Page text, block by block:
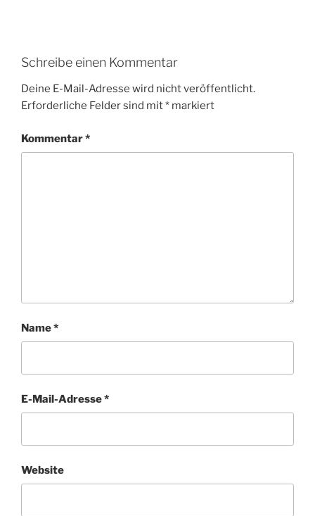
Schreibe einen Kommentar
Deine E-Mail-Adresse wird nicht veröffentlicht.
Erforderliche Felder sind mit* markiert
Kommentar*
Name*
E-Mail-Adresse*
Website